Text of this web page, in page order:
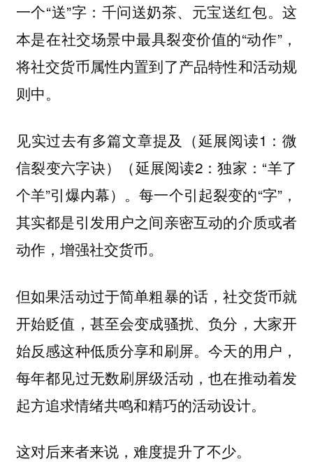
一个“送”字：千问送奶茶、元宝送红包。这
本是在社交场景中最具裂变价值的“动作”，
将社交货币属性内置到了产品特性和活动规
则中。
见实过去有多篇文章提及（延展阅读1：微
信裂变六字诀）（延展阅读2：独家：“羊了
个羊”引爆内幕）。每一个引起裂变的“字”，
其实都是引发用户之间亲密互动的介质或者
动作，增强社交货币。
但如果活动过于简单粗暴的话，社交货币就
开始贬值，甚至会变成骚扰、负分，大家开
始反感这种低质分享和刷屏。今天的用户，
每年都见过无数刷屏级活动，也在推动着发
起方追求情绪共鸣和精巧的活动设计。
这对后来者来说，难度提升了不少。